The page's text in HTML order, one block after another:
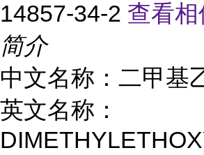
14857-34-2 查看
简介
中文名称：二甲基
英文名称：